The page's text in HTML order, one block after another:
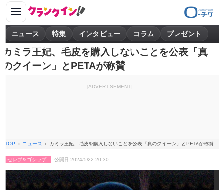
ニュース 特集 インタビュー コラム プレゼント
カミラ王妃、毛皮を購入しないことを公表「真
のクイーン」とPETAが称賛
[ADVERTISEMENT]
TOP ニュース カミラ王妃、毛皮を購入しないことを公表「真のクイーン」とPETAが称賛
セレブ＆ゴシップ 公開日 2024/5/22 20:30